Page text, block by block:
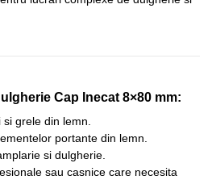
Cap Inecat 8×80 mm:
grele din lemn.
portante din lemn.
si dulgherie.
sau casnice care necesita